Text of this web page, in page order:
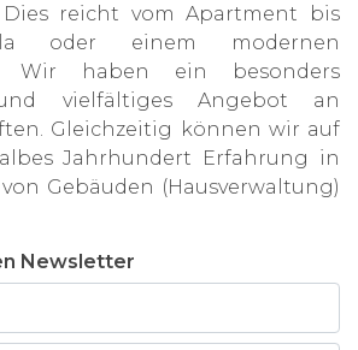
Dies reicht vom Apartment bis
oder einem modernen
Wir haben ein besonders
und vielfältiges Angebot an
Gleichzeitig können wir auf
Jahrhundert Erfahrung in
Gebäuden (Hausverwaltung)
Newsletter